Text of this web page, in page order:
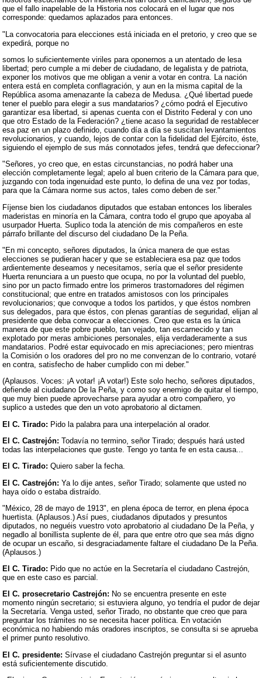
que el fallo inapelable de la Historia nos colocará en el lugar que nos
corresponde: quedamos aplazados para entonces.
"La convocatoria para elecciones está iniciada en el pretorio, y creo que se
expedirá, porque no
somos lo suficientemente viriles para oponernos a un atentado de lesa
libertad; pero cumple a mi deber de ciudadano, de legalista y de patriota,
exponer los motivos que me obligan a venir a votar en contra. La nación
entera está en completa conflagración, y aun en la misma capital de la
República asoma amenazante la cabeza de Medusa. ¿Qué libertad puede
tener el pueblo para elegir a sus mandatarios? ¿cómo podrá el Ejecutivo
garantizar esa libertad, si apenas cuenta con el Distrito Federal y con uno
que otro Estado de la Federación? ¿tiene acaso la seguridad de restablecer
esa paz en un plazo definido, cuando día a día se suscitan levantamientos
revolucionarios, y cuando, lejos de contar con la fidelidad del Ejército, éste,
siguiendo el ejemplo de sus más connotados jefes, tendrá que defeccionar?
"Señores, yo creo que, en estas circunstancias, no podrá haber una
elección completamente legal; apelo al buen criterio de la Cámara para que,
juzgando con toda ingenuidad este punto, lo defina de una vez por todas,
para que la Cámara norme sus actos, tales como deben de ser."
Fíjense bien los ciudadanos diputados que estaban entonces los liberales
maderistas en minoría en la Cámara, contra todo el grupo que apoyaba al
usurpador Huerta. Suplico toda la atención de mis compañeros en este
párrafo brillante del discurso del ciudadano De la Peña.
"En mi concepto, señores diputados, la única manera de que estas
elecciones se pudieran hacer y que se estableciera esa paz que todos
ardientemente deseamos y necesitamos, sería que el señor presidente
Huerta renunciara a un puesto que ocupa, no por la voluntad del pueblo,
sino por un pacto firmado entre los primeros trastornadores del régimen
constitucional; que entre en tratados amistosos con los principales
revolucionarios; que convoque a todos los partidos, y que éstos nombren
sus delegados, para que éstos, con plenas garantías de seguridad, elijan al
presidente que deba convocar a elecciones. Creo que esta es la única
manera de que este pobre pueblo, tan vejado, tan escarnecido y tan
explotado por meras ambiciones personales, elija verdaderamente a sus
mandatarios. Podré estar equivocado en mis apreciaciones; pero mientras
la Comisión o los oradores del pro no me convenzan de lo contrario, votaré
en contra, satisfecho de haber cumplido con mi deber."
(Aplausos. Voces: ¡A votar! ¡A votar!) Este solo hecho, señores diputados,
defiende al ciudadano De la Peña, y como soy enemigo de quitar el tiempo,
que muy bien puede aprovecharse para ayudar a otro compañero, yo
suplico a ustedes que den un voto aprobatorio al dictamen.
El C. Tirado: Pido la palabra para una interpelación al orador.
El C. Castrejón: Todavía no termino, señor Tirado; después hará usted
todas las interpelaciones que guste. Tengo yo tanta fe en esta causa...
El C. Tirado: Quiero saber la fecha.
El C. Castrejón: Ya lo dije antes, señor Tirado; solamente que usted no
haya oído o estaba distraído.
"México, 28 de mayo de 1913", en plena época de terror, en plena época
huertista. (Aplausos.) Así pues, ciudadanos diputados y presuntos
diputados, no neguéis vuestro voto aprobatorio al ciudadano De la Peña, y
negadlo al bonillista suplente de él, para que entre otro que sea más digno
de ocupar un escaño, si desgraciadamente faltare el ciudadano De la Peña.
(Aplausos.)
El C. Tirado: Pido que no actúe en la Secretaría el ciudadano Castrejón,
que en este caso es parcial.
El C. prosecretario Castrejón: No se encuentra presente en este
momento ningún secretario; si estuviera alguno, yo tendría el pudor de dejar
la Secretaría. Venga usted, señor Tirado, no obstante que creo que para
preguntar los trámites no se necesita hacer política. En votación
económica no habiendo más oradores inscriptos, se consulta si se aprueba
el primer punto resolutivo.
El C. presidente: Sírvase el ciudadano Castrejón preguntar si el asunto
está suficientemente discutido.